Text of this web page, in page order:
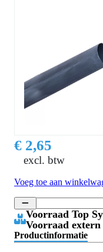
€ 2,65
excl. btw
Voeg toe aan
Voorraad Top
Voorraad
Productinformatie